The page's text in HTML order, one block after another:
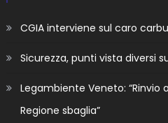
CGIA interviene sul caro
Sicurezza, punti vista diversi
Legambiente Veneto: “Rinvio
Regione sbaglia”